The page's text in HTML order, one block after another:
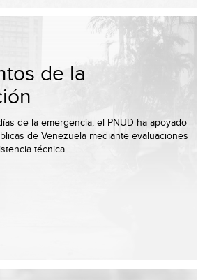
de la
de la emergencia, el PNUD ha apoyado
de Venezuela mediante evaluaciones
técnica…